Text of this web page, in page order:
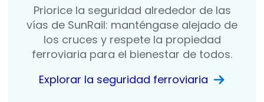
Priorice la seguridad alrededor de las
vías de SunRail: manténgase alejado de
los cruces y respete la propiedad
ferroviaria para el bienestar de todos.
Explorar la seguridad ferroviaria